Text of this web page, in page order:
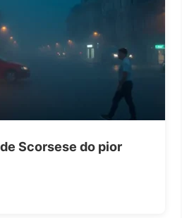
Scorsese do pior